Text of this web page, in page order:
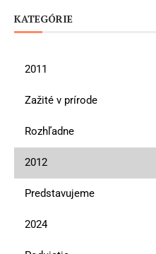
KATEGÓRIE
2011
Zažité v prírode
Rozhľadne
2012
Predstavujeme
2024